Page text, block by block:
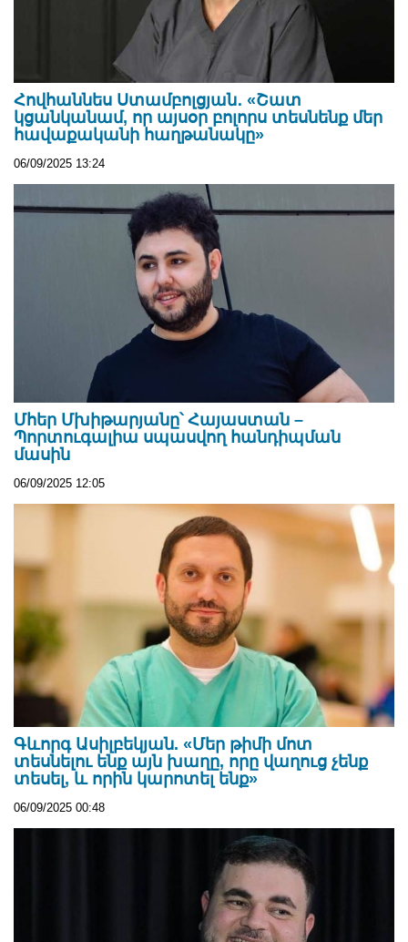
Հովհաննես Ստամբոլցյան․ «Շատ
կցանկանամ, որ այսօր բոլորս տեսնենք մեր
հավաքականի հաղթանակը»
06/09/2025 13:24
Մհեր Մխիթարյանը՝ Հայաստան –
Պորտուգալիա սպասվող հանդիպման
մասին
06/09/2025 12:05
Գևորգ Ասիլբեկյան. «Մեր թիմի մոտ
տեսնելու ենք այն խաղը, որը վաղուց չենք
տեսել, և որին կարոտել ենք»
06/09/2025 00:48